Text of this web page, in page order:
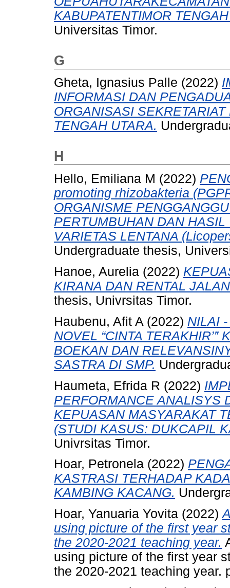
KABUPATENTIMOR
Universitas Timor.
G
Gheta, Ignasius Palle (2022)
INFORMASI DAN
ORGANISASI
TENGAH UTARA.
H
Hello, Emiliana M (2022)
promoting rhizobakteria
ORGANISME
PERTUMBUHAN DAN
VARIETAS LENTANA
Undergraduate thesis,
Hanoe, Aurelia (2022)
KIRANA DAN RENTAL
thesis, Univrsitas Timor.
Haubenu, Afit A (2022) NILAI
NOVEL “CINTA
BOEKAN DAN
SASTRA DI SMP.
Haumeta, Efrida R (2022)
PERFORMANCE ANALISYS
KEPUASAN MASYARAKAT
(STUDI KASUS: DUKCAPIL
Univrsitas Timor.
Hoar, Petronela (2022)
KASTRASI TERHADAP
KAMBING KACANG.
Hoar, Yanuaria Yovita (2022)
using picture of the first year
the 2020-2021 teaching year.
using picture of the first year
the 2020-2021 teaching year.